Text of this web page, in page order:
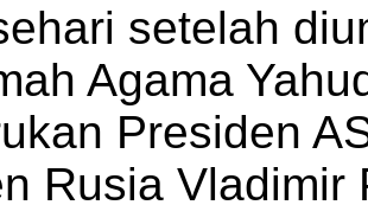
setelah
Agama
Presiden
Rusia